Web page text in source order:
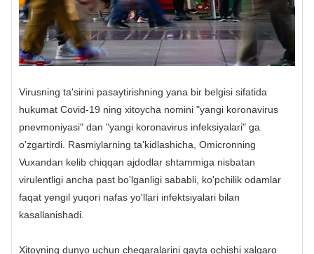
Virusning ta'sirini pasaytirishning yana bir belgisi sifatida
hukumat Covid-19 ning xitoycha nomini "yangi koronavirus
pnevmoniyasi" dan "yangi koronavirus infeksiyalari" ga
o'zgartirdi. Rasmiylarning ta'kidlashicha, Omicronning
Vuxandan kelib chiqqan ajdodlar shtammiga nisbatan
virulentligi ancha past bo'lganligi sababli, ko'pchilik odamlar
faqat yengil yuqori nafas yo'llari infektsiyalari bilan
kasallanishadi.
Xitoyning dunyo uchun chegaralarini qayta ochishi xalqaro